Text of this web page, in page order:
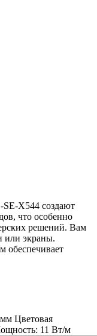
X544 создают
что особенно
решений. Вам
или экраны.
обеспечивает
Цветовая
11 Вт/м